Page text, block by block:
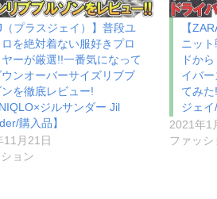
（プラスジェイ）】普段ユ
ロを絶対着ない服好きプロ
ーが厳選!!一番気になって
ンオーバーサイズリブブ
ンを徹底レビュー!
ジルサンダー Jil
購入品】
11月21日
ョン
【
ニッ
ドか
イバ
てみ
ジェイ
2021年1
ファッシ